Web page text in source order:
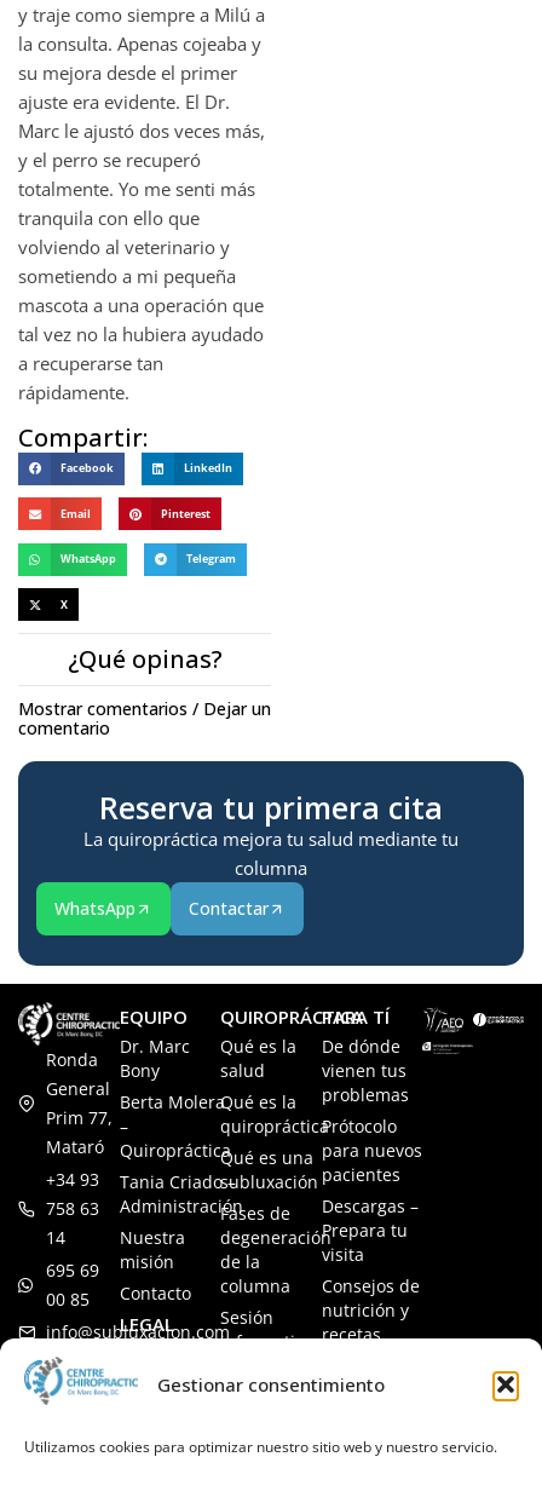
Gestionar consentimiento
Utilizamos cookies para optimizar nuestro sitio web y nuestro servicio.
y traje como siempre a Milú a
la consulta. Apenas cojeaba y
su mejora desde el primer
ajuste era evidente. El Dr.
Marc le ajustó dos veces más,
y el perro se recuperó
totalmente. Yo me senti más
tranquila con ello que
volviendo al veterinario y
sometiendo a mi pequeña
mascota a una operación que
tal vez no la hubiera ayudado
a recuperarse tan
rápidamente.
Compartir:
Facebook LinkedIn
Email Pinterest
WhatsApp Telegram
X
¿Qué opinas?
Mostrar comentarios / Dejar un
comentario
Reserva tu primera cita
La quiropráctica mejora tu salud mediante tu
columna
WhatsApp Contactar
Ronda
General
Prim 77,
Mataró
+34 93
758 63
14
695 69
00 85
info@subluxacion.com
EQUIPO
Dr. Marc
Bony
Berta Molera
–
Quiropráctica
Tania Criado –
Administración
Nuestra
misión
Contacto
LEGAL
Política de
Política de
QUIROPRÁCTICA
Qué es la
salud
Qué es la
quiropráctica
Qué es una
subluxación
Fases de
degeneración
de la
columna
Sesión
informativa
Quiropráctica
para familias
para
PARA TÍ
De dónde
vienen tus
problemas
Prótocolo
para nuevos
pacientes
Descargas –
Prepara tu
visita
Consejos de
nutrición y
recetas
frecuentes